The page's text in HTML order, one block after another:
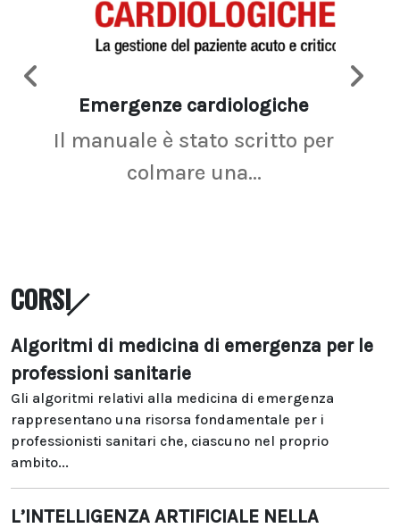
Emergenze cardiologiche
Il manuale è stato scritto per
colmare una...
CORSI
Algoritmi di medicina di emergenza per le
professioni sanitarie
Gli algoritmi relativi alla medicina di emergenza
rappresentano una risorsa fondamentale per i
professionisti sanitari che, ciascuno nel proprio
ambito...
L’INTELLIGENZA ARTIFICIALE NELLA